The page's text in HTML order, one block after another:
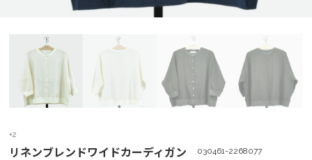
+2
リネンブレンドワイドカーディガン 030461-2268077